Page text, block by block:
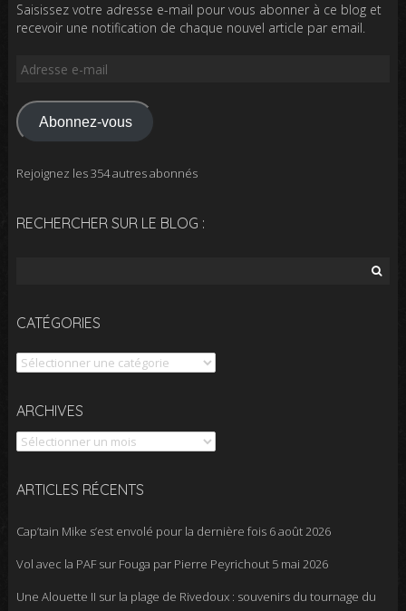
Saisissez votre adresse e-mail pour vous abonner à ce blog et
recevoir une notification de chaque nouvel article par email.
Adresse
mail
Abonnez-vous
Rejoignez les 354 autres abonnés
RECHERCHER SUR LE BLOG :
CATÉGORIES
Catégories
ARCHIVES
Archives
ARTICLES RÉCENTS
Cap’tain Mike s’est envolé pour la dernière fois 6 août 2026
Vol avec la PAF sur Fouga par Pierre Peyrichout 5 mai 2026
Une Alouette II sur la plage de Rivedoux : souvenirs du tournage du